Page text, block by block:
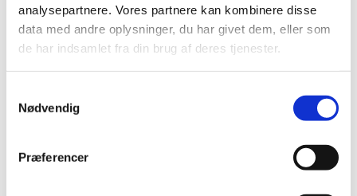
analysepartnere. Vores partnere kan kombinere disse
data med andre oplysninger, du har givet dem, eller som
de har indsamlet fra din brug af deres tjenester.
Nødvendig
Præferencer